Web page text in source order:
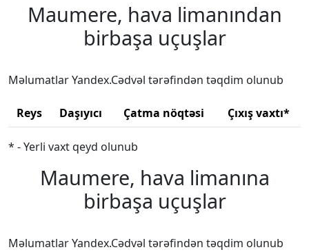
Maumere, hava limanından
birbaşa uçuşlar
Məlumatlar Yandex.Cədvəl tərəfindən təqdim olunub
Reys Daşıyıcı Çatma nöqtəsi Çıxış vaxtı*
* - Yerli vaxt qeyd olunub
Maumere, hava limanına
birbaşa uçuşlar
Məlumatlar Yandex.Cədvəl tərəfindən təqdim olunub